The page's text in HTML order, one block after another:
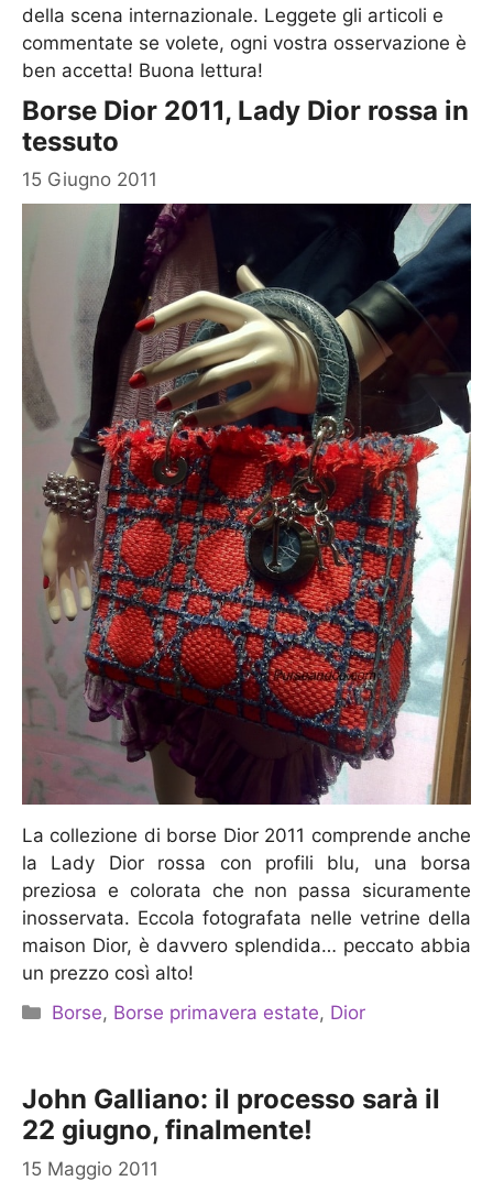
della scena internazionale. Leggete gli articoli e
commentate se volete, ogni vostra osservazione è
ben accetta! Buona lettura!
Borse Dior 2011, Lady Dior rossa in
tessuto
15 Giugno 2011
La collezione di borse Dior 2011 comprende anche
la Lady Dior rossa con profili blu, una borsa
preziosa e colorata che non passa sicuramente
inosservata. Eccola fotografata nelle vetrine della
maison Dior, è davvero splendida… peccato abbia
un prezzo così alto!
Categorie
Borse, Borse primavera estate, Dior
John Galliano: il processo sarà il
22 giugno, finalmente!
15 Maggio 2011